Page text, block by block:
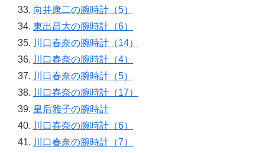
向井康二の腕時計（5）
東出昌大の腕時計（6）
川口春奈の腕時計（14）
川口春奈の腕時計（4）
川口春奈の腕時計（5）
川口春奈の腕時計（17）
皇后雅子の腕時計
川口春奈の腕時計（6）
川口春奈の腕時計（7）